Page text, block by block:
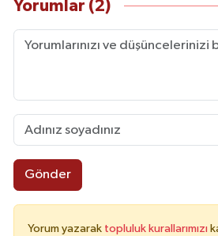
Yorumlar (2)
Gönder
Yorum yazarak topluluk kurallarımızı